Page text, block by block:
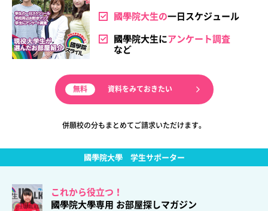
國學院大生の一日スケジュール
國學院大生にアンケート調査
など
資料をみておきたい
併願校の分もまとめてご請求いただけます。
國學院大學 学生サポーター
これから役立つ！
國學院大學専用 お部屋探しマガジン